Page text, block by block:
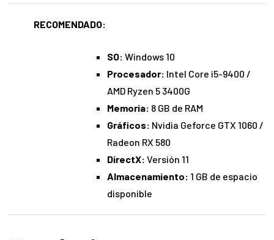
RECOMENDADO:
SO: Windows 10
Procesador: Intel Core i5-9400 /
AMD Ryzen 5 3400G
Memoria: 8 GB de RAM
Gráficos: Nvidia Geforce GTX 1060 /
Radeon RX 580
DirectX: Versión 11
Almacenamiento: 1 GB de espacio
disponible